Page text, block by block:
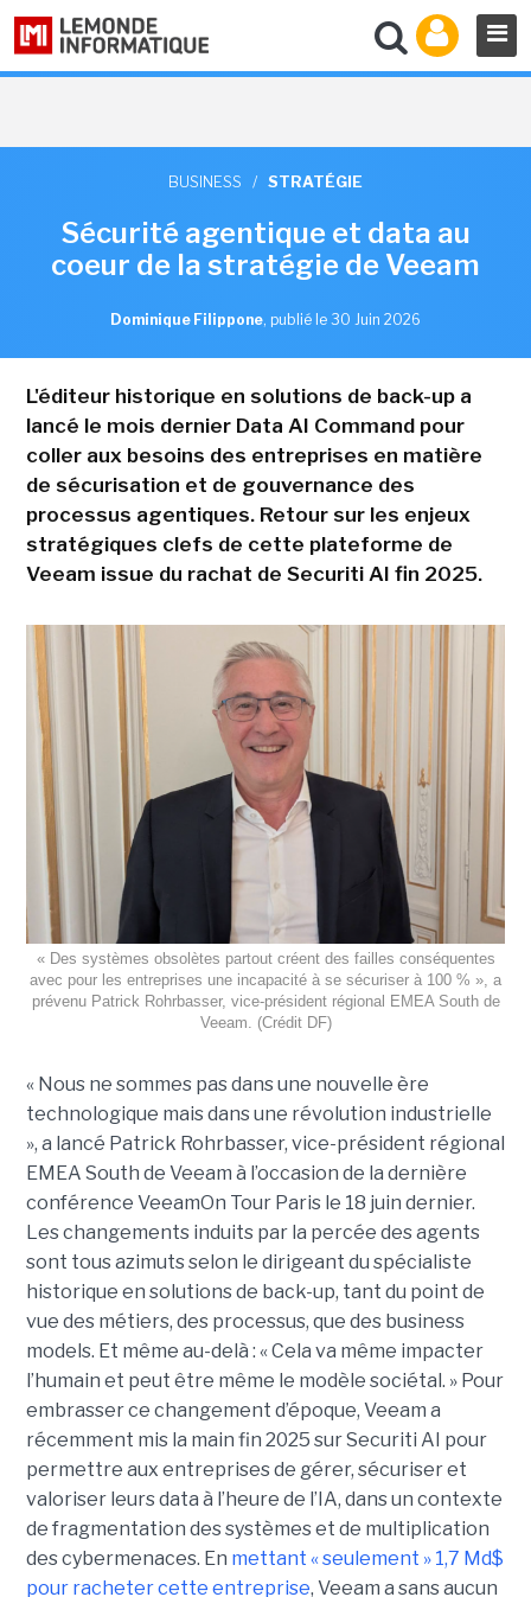
BUSINESS / STRATÉGIE
Sécurité agentique et data au
coeur de la stratégie de Veeam
Dominique Filippone, publié le 30 Juin 2026
L'éditeur historique en solutions de back-up a
lancé le mois dernier Data AI Command pour
coller aux besoins des entreprises en matière
de sécurisation et de gouvernance des
processus agentiques. Retour sur les enjeux
stratégiques clefs de cette plateforme de
Veeam issue du rachat de Securiti AI fin 2025.
« Des systèmes obsolètes partout créent des failles conséquentes
avec pour les entreprises une incapacité à se sécuriser à 100 % », a
prévenu Patrick Rohrbasser, vice-président régional EMEA South de
Veeam. (Crédit DF)
« Nous ne sommes pas dans une nouvelle ère
technologique mais dans une révolution industrielle
», a lancé Patrick Rohrbasser, vice-président régional
EMEA South de Veeam à l’occasion de la dernière
conférence VeeamOn Tour Paris le 18 juin dernier.
Les changements induits par la percée des agents
sont tous azimuts selon le dirigeant du spécialiste
historique en solutions de back-up, tant du point de
vue des métiers, des processus, que des business
models. Et même au-delà : « Cela va même impacter
l’humain et peut être même le modèle sociétal. » Pour
embrasser ce changement d’époque, Veeam a
récemment mis la main fin 2025 sur Securiti AI pour
permettre aux entreprises de gérer, sécuriser et
valoriser leurs data à l’heure de l’IA, dans un contexte
de fragmentation des systèmes et de multiplication
des cybermenaces. En mettant « seulement » 1,7 Md$
pour racheter cette entreprise, Veeam a sans aucun